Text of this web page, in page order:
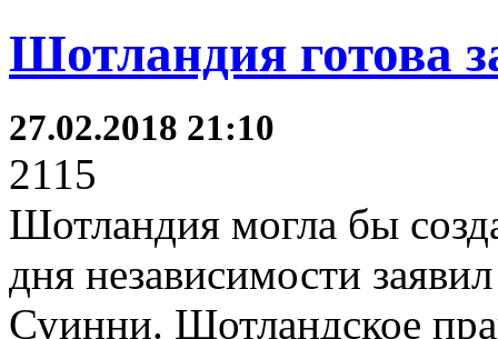
Шотландия готова
27.02.2018 21:10
2115
Шотландия могла бы
дня независимости
Суинни. Шотландское